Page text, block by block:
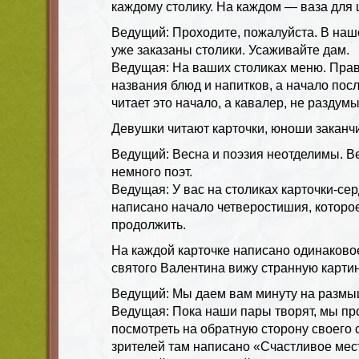
каждому столику. На каждом — ваза для
Ведущий: Проходите, пожалуйста. В
уже заказаны столики. Усаживайте дам.
Ведущая: На ваших столиках меню.
названия блюд и напитков, а начало
читает это начало, а кавалер, не
Девушки читают карточки, юноши
Ведущий: Весна и поэзия неотделимы.
немного поэт.
Ведущая: У вас на столиках карточки-
написано начало четверостишия,
продолжить.
На каждой карточке написано
святого Валентина вижу странную
Ведущий: Мы даем вам минуту на
Ведущая: Пока наши пары творят, мы
посмотреть на обратную сторону своего
зрителей там написано «Счастливое